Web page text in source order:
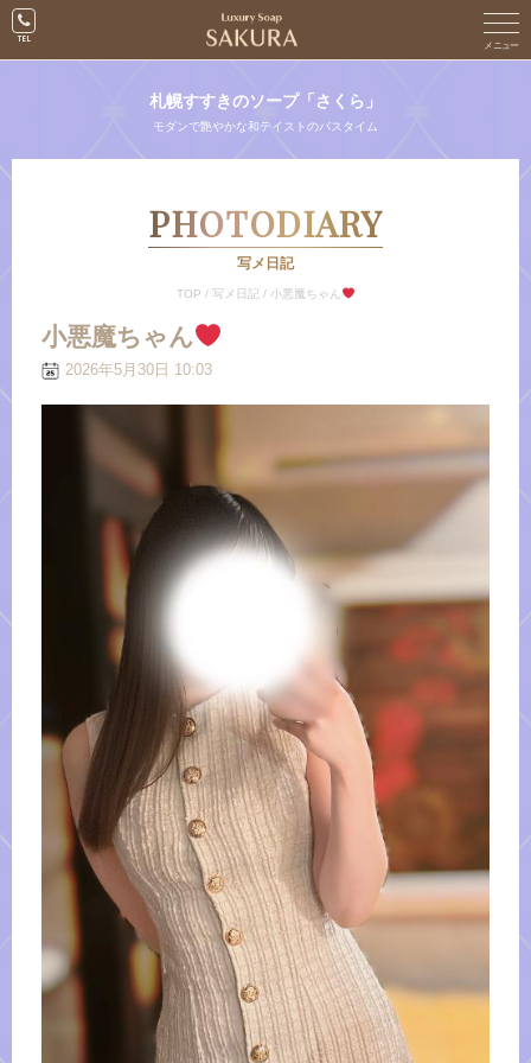
札幌すすきのソープ「さくら」
モダンで艶やかな和テイストのバスタイム
PHOTODIARY
写メ日記
TOP / 写メ日記 / 小悪魔ちゃん
小悪魔ちゃん
2026年5月30日 10:03